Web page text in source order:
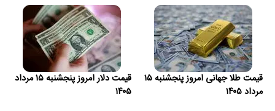
قیمت طلا جهانی امروز پنجشنبه ۱۵
مرداد ۱۴۰۵
قیمت دلار امروز پنجشنبه ۱۵ مرداد
۱۴۰۵